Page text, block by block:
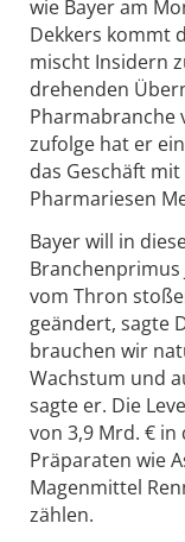
wie Bayer am
Dekkers kommt
mischt Insidern
drehenden
Pharmabranche
zufolge hat er
das Geschäft
Pharmariesen
Bayer will in
Branchenprimus
vom Thron
geändert, sagte
brauchen wir
Wachstum und
sagte er. Die
von 3,9 Mrd. €
Präparaten wie
Magenmittel
zählen.